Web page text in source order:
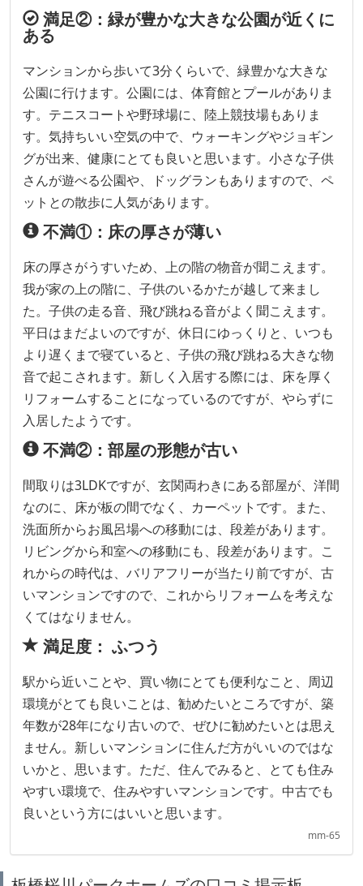
満足②：緑が豊かな大きな公園が近くに
ある
マンションから歩いて3分くらいで、緑豊かな大きな
公園に行けます。公園には、体育館とプールがありま
す。テニスコートや野球場に、陸上競技場もありま
す。気持ちいい空気の中で、ウォーキングやジョギン
グが出来、健康にとても良いと思います。小さな子供
さんが遊べる公園や、ドッグランもありますので、ペ
ットとの散歩に人気があります。
不満①：床の厚さが薄い
床の厚さがうすいため、上の階の物音が聞こえます。
我が家の上の階に、子供のいるかたが越して来まし
た。子供の走る音、飛び跳ねる音がよく聞こえます。
平日はまだよいのですが、休日にゆっくりと、いつも
より遅くまで寝ていると、子供の飛び跳ねる大きな物
音で起こされます。新しく入居する際には、床を厚く
リフォームすることになっているのですが、やらずに
入居したようです。
不満②：部屋の形態が古い
間取りは3LDKですが、玄関両わきにある部屋が、洋間
なのに、床が板の間でなく、カーペットです。また、
洗面所からお風呂場への移動には、段差があります。
リビングから和室への移動にも、段差があります。こ
れからの時代は、バリアフリーが当たり前ですが、古
いマンションですので、これからリフォームを考えな
くてはなりません。
満足度： ふつう
駅から近いことや、買い物にとても便利なこと、周辺
環境がとても良いことは、勧めたいところですが、築
年数が28年になり古いので、ぜひに勧めたいとは思え
ません。新しいマンションに住んだ方がいいのではな
いかと、思います。ただ、住んでみると、とても住み
やすい環境で、住みやすいマンションです。中古でも
良いという方にはいいと思います。
mm-65